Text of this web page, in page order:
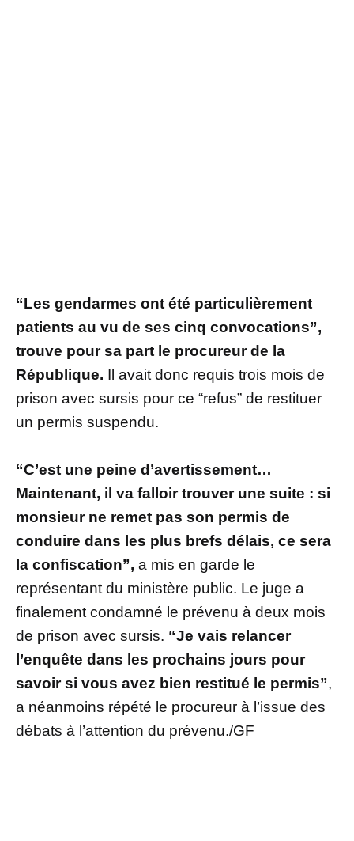
“Les gendarmes ont été particulièrement
patients au vu de ses cinq convocations”,
trouve pour sa part le procureur de la
République. Il avait donc requis trois mois de
prison avec sursis pour ce “refus” de restituer
un permis suspendu.
“C’est une peine d’avertissement…
Maintenant, il va falloir trouver une suite : si
monsieur ne remet pas son permis de
conduire dans les plus brefs délais, ce sera
la confiscation”, a mis en garde le
représentant du ministère public. Le juge a
finalement condamné le prévenu à deux mois
de prison avec sursis. “Je vais relancer
l’enquête dans les prochains jours pour
savoir si vous avez bien restitué le permis”,
a néanmoins répété le procureur à l’issue des
débats à l’attention du prévenu./GF